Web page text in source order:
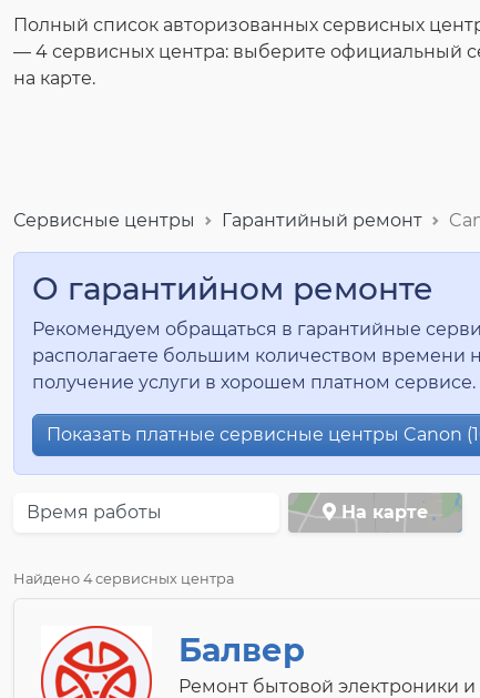
Полный список авторизованных сервисных
— 4 сервисных центра: выберите официальный
на карте.
Сервисные центры Гарантийный ремонт
О гарантийном ремонте
Рекомендуем обращаться в гарантийные
располагаете большим количеством времени
получение услуги в хорошем платном сервисе.
Показать платные сервисные центры Canon
Время работы На карте
Найдено 4 сервисных центра
Балвер
Ремонт бытовой электроники